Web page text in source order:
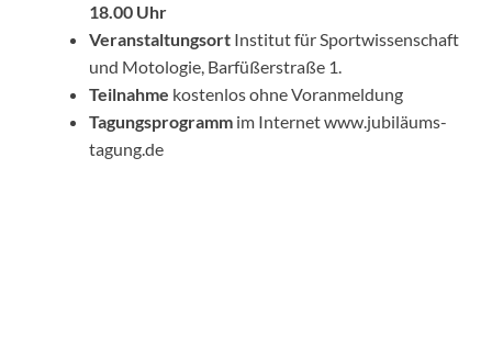
18.00 Uhr
Veranstaltungsort Institut für Sportwissenschaft
und Motologie, Barfüßerstraße 1.
Teilnahme kostenlos ohne Voranmeldung
Tagungsprogramm im Internet www.jubiläums-
tagung.de